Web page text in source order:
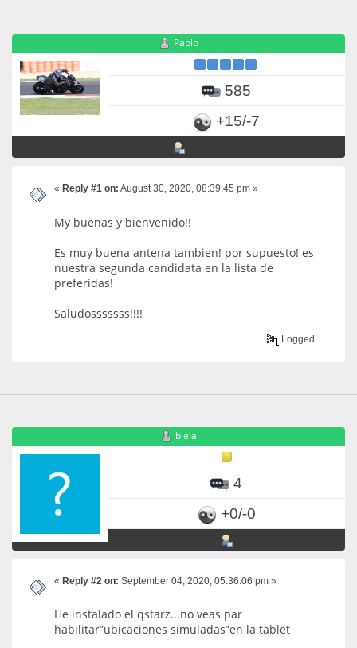
Pablo
585
+15/-7
« Reply #1 on: August 30, 2020, 08:39:45 pm »
My buenas y bienvenido!!
Es muy buena antena tambien! por supuesto! es
nuestra segunda candidata en la lista de
preferidas!
Saludosssssss!!!!
Logged
biela
4
+0/-0
« Reply #2 on: September 04, 2020, 05:36:06 pm »
He instalado el qstarz...no veas par
habilitar”ubicaciones simuladas”en la tablet